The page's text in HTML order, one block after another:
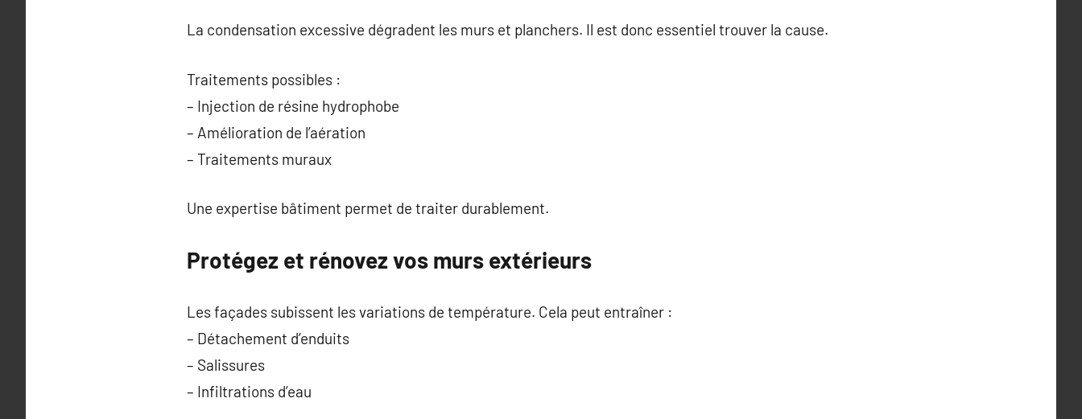
La condensation excessive dégradent les murs et planchers. Il est donc essentiel trouver la cause.
Traitements possibles :
– Injection de résine hydrophobe
– Amélioration de l’aération
– Traitements muraux
Une expertise bâtiment permet de traiter durablement.
Protégez et rénovez vos murs extérieurs
Les façades subissent les variations de température. Cela peut entraîner :
– Détachement d’enduits
– Salissures
– Infiltrations d’eau